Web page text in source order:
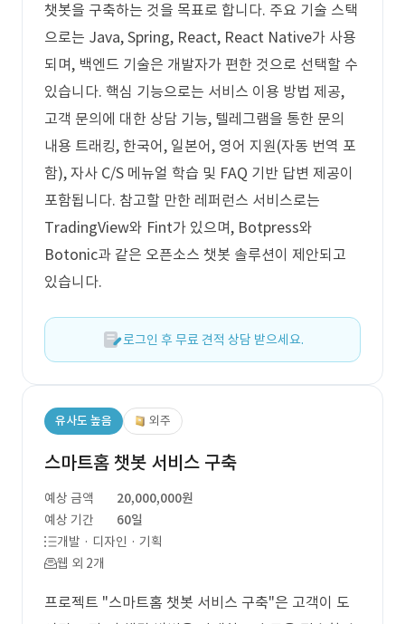
챗봇을 구축하는 것을 목표로 합니다. 주요 기술 스택
으로는 Java, Spring, React, React Native가 사용
되며, 백엔드 기술은 개발자가 편한 것으로 선택할 수
있습니다. 핵심 기능으로는 서비스 이용 방법 제공,
고객 문의에 대한 상담 기능, 텔레그램을 통한 문의
내용 트래킹, 한국어, 일본어, 영어 지원(자동 번역 포
함), 자사 C/S 메뉴얼 학습 및 FAQ 기반 답변 제공이
포함됩니다. 참고할 만한 레퍼런스 서비스로는
TradingView와 Fint가 있으며, Botpress와
Botonic과 같은 오픈소스 챗봇 솔루션이 제안되고
있습니다.
로그인 후 무료 견적 상담 받으세요.
유사도 높음 외주
스마트홈 챗봇 서비스 구축
예상 금액
20,000,000원
예상 기간
60일
개발 · 디자인 · 기획
웹 외 2개
프로젝트 "스마트홈 챗봇 서비스 구축"은 고객이 도